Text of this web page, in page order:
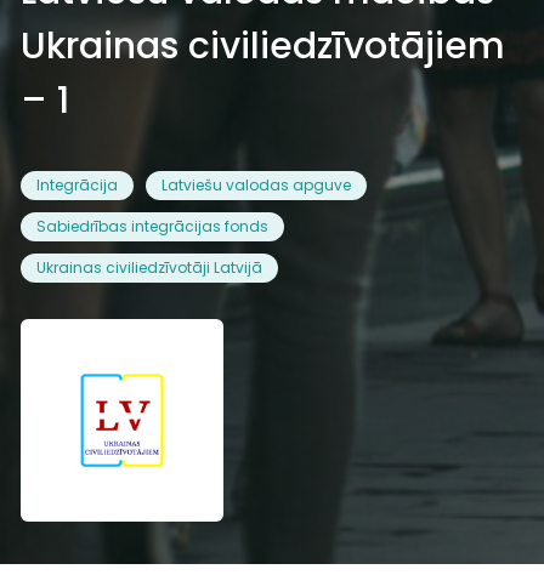
Ukrainas civiliedzīvotājiem
– 1
Integrācija
Latviešu valodas apguve
Sabiedrības integrācijas fonds
Ukrainas civiliedzīvotāji Latvijā